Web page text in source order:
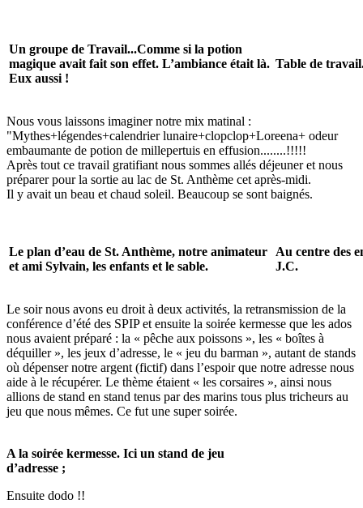
Un groupe de Travail...Comme si la potion
magique avait fait son effet. L’ambiance était là.
Eux aussi !
Table de
Nous vous laissons imaginer notre mix matinal :
"Mythes+légendes+calendrier lunaire+clopclop+Loreena+ odeur
embaumante de potion de millepertuis en effusion........!!!!!
Après tout ce travail gratifiant nous sommes allés déjeuner et nous
préparer pour la sortie au lac de St. Anthème cet après-midi.
Il y avait un beau et chaud soleil. Beaucoup se sont baignés.
Le plan d’eau de St. Anthème, notre animateur
et ami Sylvain, les enfants et le sable.
Au centre des
J.C.
Le soir nous avons eu droit à deux activités, la retransmission de la
conférence d’été des SPIP et ensuite la soirée kermesse que les ados
nous avaient préparé : la « pêche aux poissons », les « boîtes à
déquiller », les jeux d’adresse, le « jeu du barman », autant de stands
où dépenser notre argent (fictif) dans l’espoir que notre adresse nous
aide à le récupérer. Le thème étaient « les corsaires », ainsi nous
allions de stand en stand tenus par des marins tous plus tricheurs au
jeu que nous mêmes. Ce fut une super soirée.
A la soirée kermesse. Ici un stand de jeu
d’adresse ;
Ensuite dodo !!